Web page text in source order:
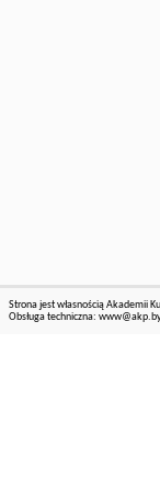
Strona jest własnością Akademii
Obsługa techniczna: